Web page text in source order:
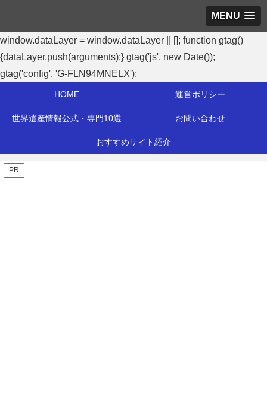
MENU
window.dataLayer = window.dataLayer || []; function gtag()
{dataLayer.push(arguments);} gtag('js', new Date());
gtag('config', 'G-FLN94MNELX');
HOME 運営ポリシー
世界遺産情報公式・専門10選 お問い合わせ
おすすめサイト紹介
PR